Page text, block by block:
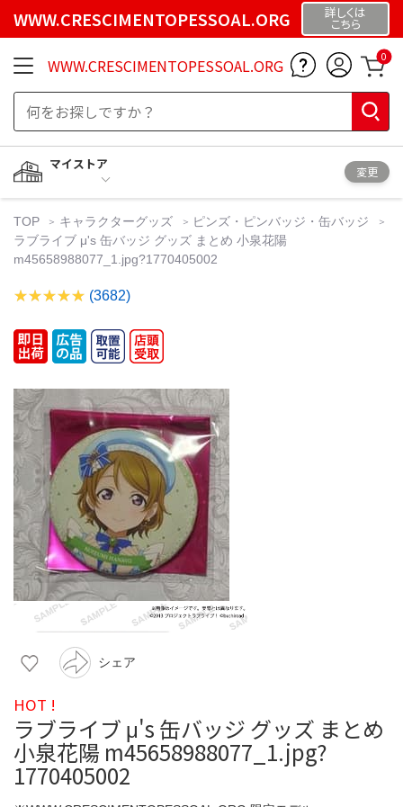
WWW.CRESCIMENTOPESSOAL.ORG 詳しくは
こちら
WWW.CRESCIMENTOPESSOAL.ORG 0
マイストア
変更
TOP キャラクターグッズ
ピンズ・ピンバッジ・缶バッジ
ラブライブ μ's 缶バッジ グッズ まとめ 小泉花陽
m45658988077_1.jpg?1770405002
(3682)
シェア
HOT !
ラブライブ μ's 缶バッジ グッズ まとめ
小泉花陽 m45658988077_1.jpg?
1770405002